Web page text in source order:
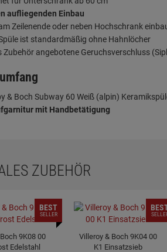
aufliegenden Einbau
Zeilenende oder neben Hochschrank
ist standardmäßig ohne Hahnlöcher
Zubehör angebotene Geruchsverschluss
& Boch Subway 60 Weiß (alpin)
mit Handbetätigung
ZUBEHÖR
9K08 00
Edelstahl
BEST
SELLER
Villeroy & Boch 9K04 00
K1 Einsatzsieb